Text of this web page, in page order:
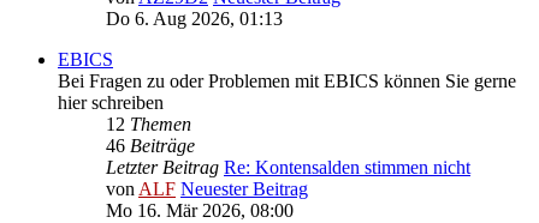
Do 6. Aug 2026, 01:13
EBICS
Bei Fragen zu oder Problemen mit EBICS können Sie gerne
hier schreiben
12 Themen
46 Beiträge
Letzter Beitrag Re: Kontensalden stimmen nicht
vonALF Neuester Beitrag
Mo 16. Mär 2026, 08:00